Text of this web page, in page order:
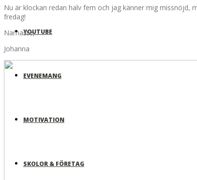
YOUTUBE
EVENEMANG
MOTIVATION
SKOLOR & FÖRETAG
Nu är klockan redan halv fem och jag känner mig missnöjd,
fredag!
Namaste,
Johanna